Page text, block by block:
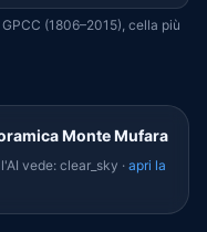
(1806–2015), cella più
Monte Mufara
vede: clear_sky ·apri la